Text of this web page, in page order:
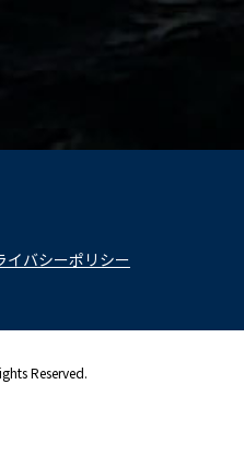
イバシーポリシー
Reserved.